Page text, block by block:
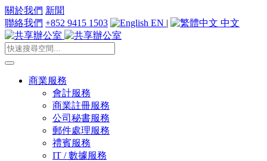
關於我們 新聞
聯絡我們 +852 9415 1503 EN | 中文
商業服務
會計服務
商業註冊服務
公司秘書服務
郵件處理服務
禮賓服務
IT / 數據服務